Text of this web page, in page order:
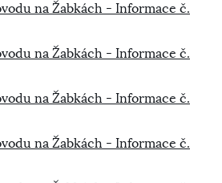
na Žabkách - Informace č.
na Žabkách - Informace č.
na Žabkách - Informace č.
na Žabkách - Informace č.